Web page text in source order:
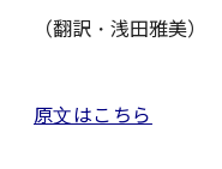
（翻訳・浅田雅美）
原文はこちら